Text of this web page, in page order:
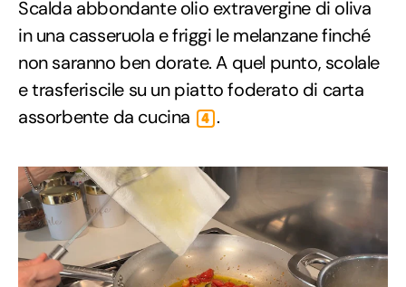
Scalda abbondante olio extravergine di oliva
in una casseruola e friggi le melanzane finché
non saranno ben dorate. A quel punto, scolale
e trasferiscile su un piatto foderato di carta
assorbente da cucina
4 .